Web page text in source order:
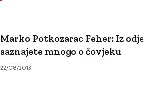
Marko Potkozarac Feher: Iz
saznajete mnogo o čovjeku
22/08/2013